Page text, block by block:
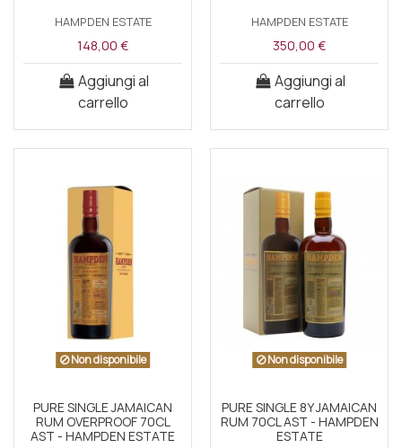
HAMPDEN ESTATE
148,00 €
Aggiungi al
carrello
HAMPDEN ESTATE
350,00 €
Aggiungi al
carrello
Non disponibile
PURE SINGLE JAMAICAN
RUM OVERPROOF 70CL
AST - HAMPDEN ESTATE
Non disponibile
PURE SINGLE 8Y JAMAICAN
RUM 70CL AST - HAMPDEN
ESTATE